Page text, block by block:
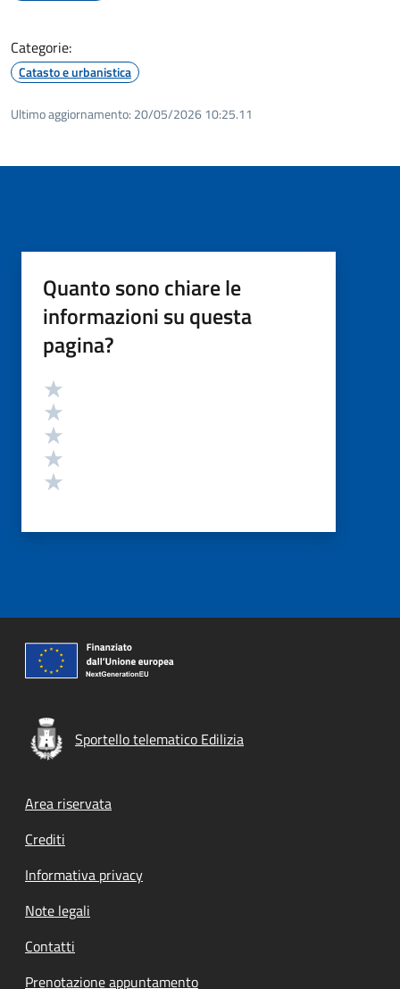
Categorie:
Catasto e urbanistica
Ultimo aggiornamento: 20/05/2026 10:25.11
Quanto sono chiare le
informazioni su questa
pagina?
Valutazione
Sportello telematico Edilizia
Footer menu
Area riservata
Crediti
Informativa privacy
Note legali
Contatti
Prenotazione appuntamento